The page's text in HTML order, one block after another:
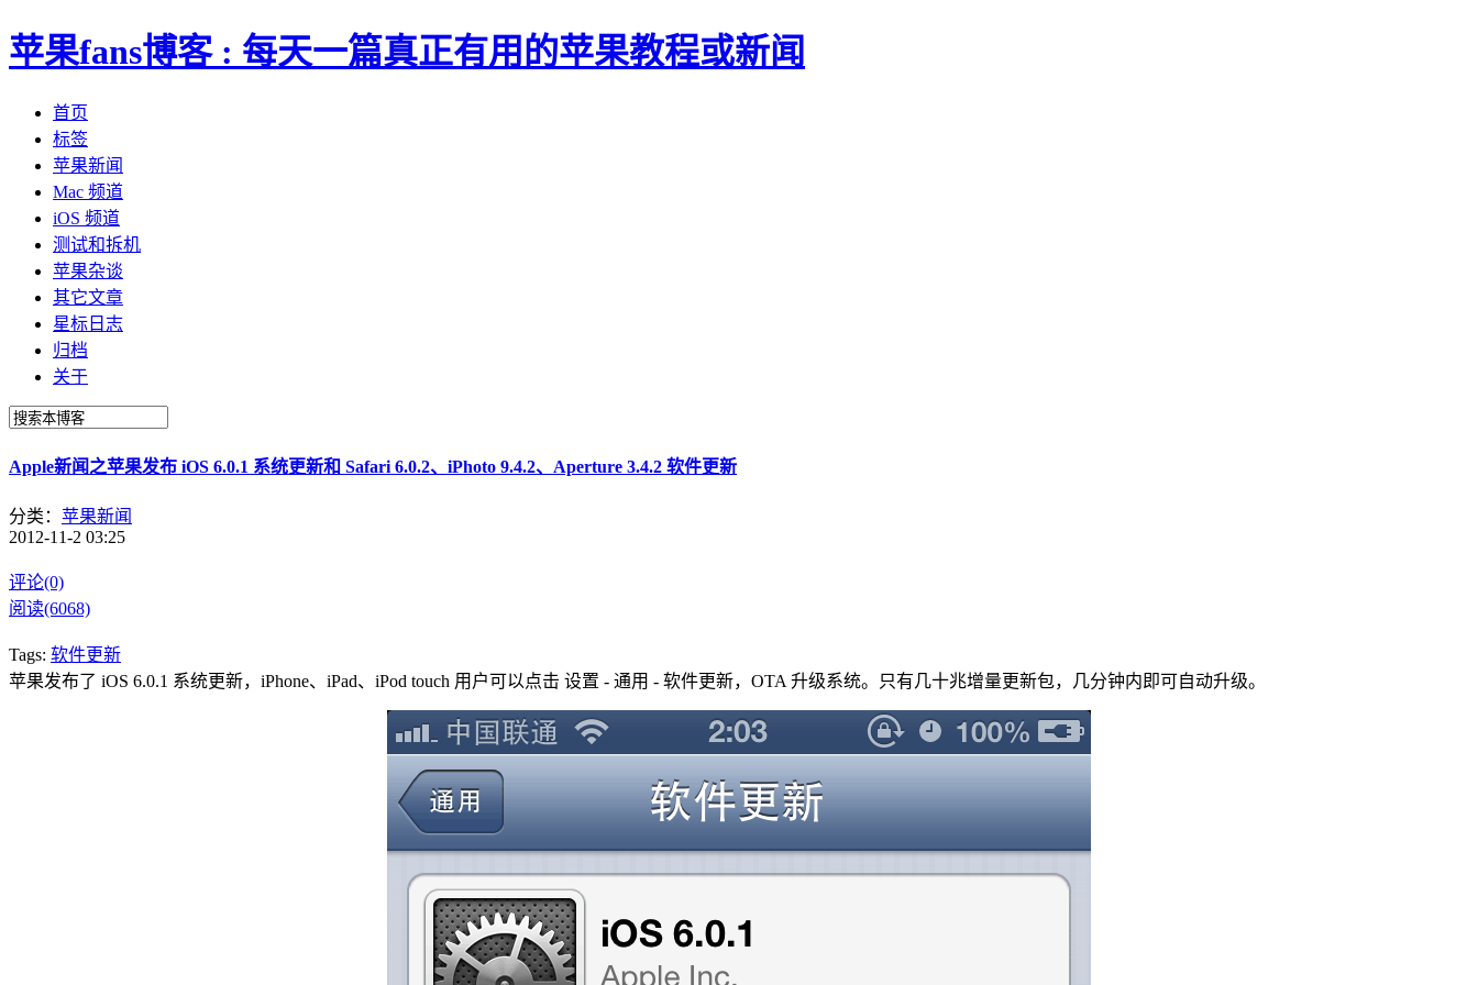
苹果fans博客 : 每天一篇真正有用的苹果教程或新闻
首页
标签
苹果新闻
Mac 频道
iOS 频道
测试和拆机
苹果杂谈
其它文章
星标日志
归档
关于
Apple新闻之苹果发布 iOS 6.0.1 系统更新和 Safari 6.0.2、iPhoto 9.4.2、Aperture 3.4.2 软件更新
分类： 苹果新闻
2012-11-2 03:25
评论(0)
阅读(6068)
Tags: 软件更新
苹果发布了 iOS 6.0.1 系统更新，iPhone、iPad、iPod touch 用户可以点击 设置 - 通用 - 软件更新，OTA 升级系统。只有几十兆增量更新包，几分钟内即可自动升级。